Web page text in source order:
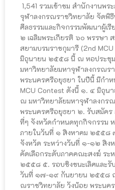
1,541 รวมเข้าชม สำนักงานพ
จุฬาลงกรณราชวิทยาลัย จัดพิธี
ศีลธรรมและกิจกรรมพัฒนาผู้เ
๒ เฉลิมพระเกียรติ ๖๐ พรรษา
สยามบรมราชกุมารี (2nd
มิถุนายน ๒๕๕๘ นี้ ณ หอประชุ
มหาวิทยาลัยมหาจุฬาลงกรณร
พระนครศรีอยุธยา ในปีนี้ มีกำ
MCU Contest ดังนี้ ๑. ๔ มิถุน
ณ มหาวิทยาลัยมหาจุฬาลงกร
พระนครศรีอยุธยา ๒. รับสมัค
ที่ๆ จังหวัดกำหนดทุกกิจกรรม
ภายในวันที่ ๑ สิงหาคม ๒๕๕๘
จังหวัด ระหว่างวันที่ ๑-๑๒ สิ
คัดเลือกระดับภาคคณะสงฆ์ ร
๒๕๕๘ ๕. รอบชิงชนะเลิศและรั
วันที่ ๑๗-๑๙ กันยายน ๒๕๕๘
ณราชวิทยาลัย วังน้อย พระนค